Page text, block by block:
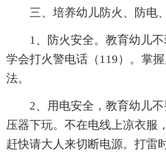
三、培养幼儿防火、防电
1、防火安全。教育幼儿
学会打火警电话（119）。掌
法。
2、用电安全，教育幼儿
压器下玩。不在电线上凉衣服
赶快请大人来切断电源。打雷